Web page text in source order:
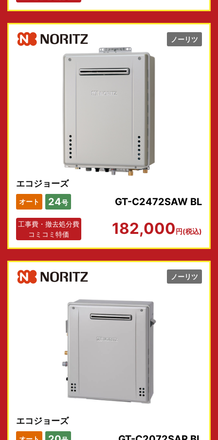
ノーリツ
エコジョーズ
オート 24号 GT-C2472SAW BL
工事費・撤去処分費
コミコミ特価
182,000円(税込)
ノーリツ
エコジョーズ